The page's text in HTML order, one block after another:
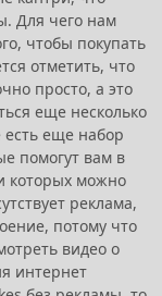
Для чего нам
чтобы покупать
отметить, что
просто, а это
еще несколько
есть еще набор
помогут вам в
которых можно
реклама,
потому что
видео о
интернет